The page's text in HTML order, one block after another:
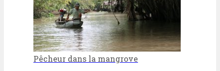
Pêcheur dans la mangrove